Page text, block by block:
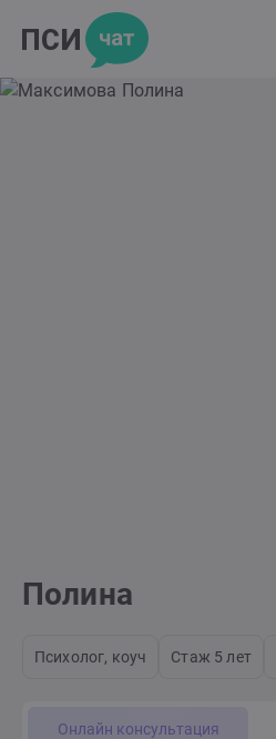
Полина
Психолог, коуч Стаж 5 лет
Онлайн консультация